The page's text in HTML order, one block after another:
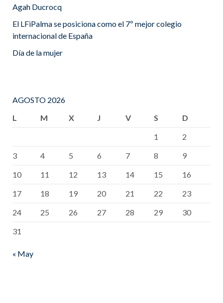
Agah Ducrocq
El LFiPalma se posiciona como el 7º mejor colegio
internacional de España
Día de la mujer
AGOSTO 2026
L
M X J V S
D
1
2
3
4 5 6 7 8
9
10
11 12 13 14 15
16
17
18 19 20 21 22
23
24
25 26 27 28 29
30
31
« May